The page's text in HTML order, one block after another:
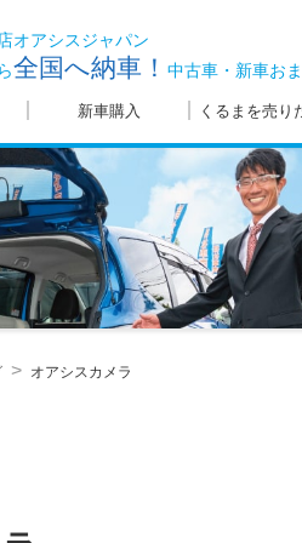
オアシスジャパン
全国へ納車！中古車・新車お
新車購入 くるまを売り
オアシスカメラ